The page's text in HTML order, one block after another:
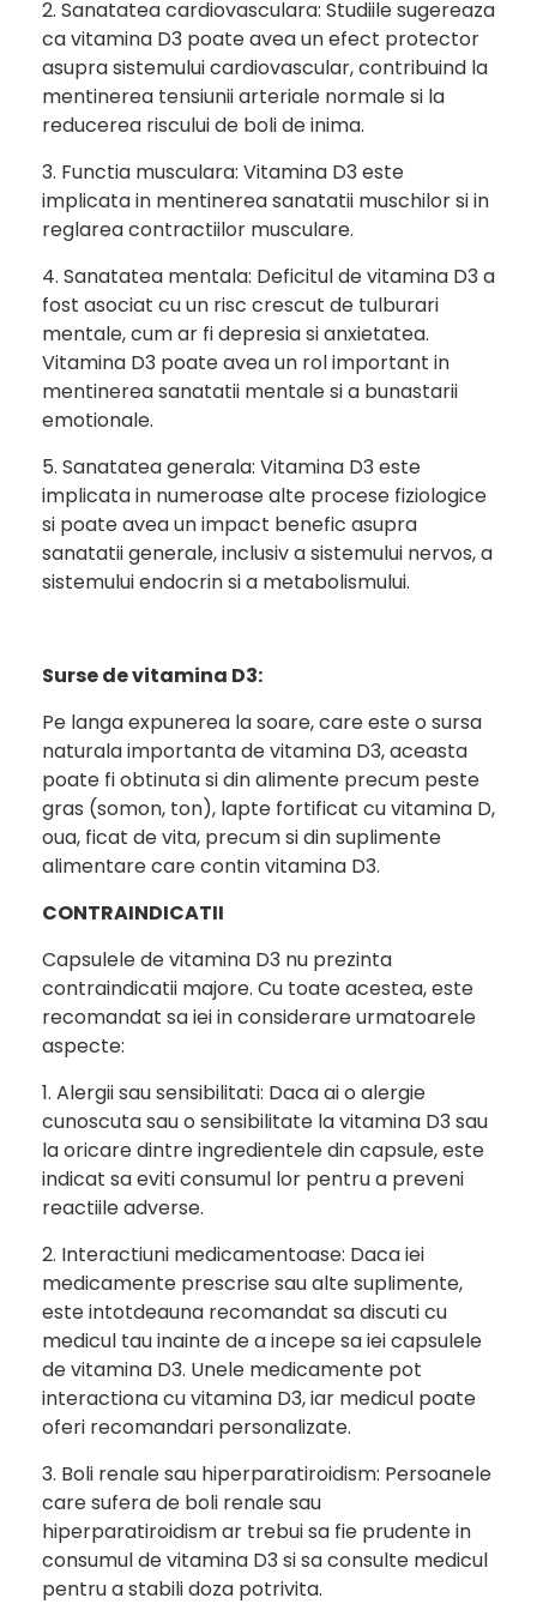
2. Sanatatea cardiovasculara: Studiile sugereaza
ca vitamina D3 poate avea un efect protector
asupra sistemului cardiovascular, contribuind la
mentinerea tensiunii arteriale normale si la
reducerea riscului de boli de inima.
3. Functia musculara: Vitamina D3 este
implicata in mentinerea sanatatii muschilor si in
reglarea contractiilor musculare.
4. Sanatatea mentala: Deficitul de vitamina D3 a
fost asociat cu un risc crescut de tulburari
mentale, cum ar fi depresia si anxietatea.
Vitamina D3 poate avea un rol important in
mentinerea sanatatii mentale si a bunastarii
emotionale.
5. Sanatatea generala: Vitamina D3 este
implicata in numeroase alte procese fiziologice
si poate avea un impact benefic asupra
sanatatii generale, inclusiv a sistemului nervos, a
sistemului endocrin si a metabolismului.
Surse de vitamina D3:
Pe langa expunerea la soare, care este o sursa
naturala importanta de vitamina D3, aceasta
poate fi obtinuta si din alimente precum peste
gras (somon, ton), lapte fortificat cu vitamina D,
oua, ficat de vita, precum si din suplimente
alimentare care contin vitamina D3.
CONTRAINDICATII
Capsulele de vitamina D3 nu prezinta
contraindicatii majore. Cu toate acestea, este
recomandat sa iei in considerare urmatoarele
aspecte:
1. Alergii sau sensibilitati: Daca ai o alergie
cunoscuta sau o sensibilitate la vitamina D3 sau
la oricare dintre ingredientele din capsule, este
indicat sa eviti consumul lor pentru a preveni
reactiile adverse.
2. Interactiuni medicamentoase: Daca iei
medicamente prescrise sau alte suplimente,
este intotdeauna recomandat sa discuti cu
medicul tau inainte de a incepe sa iei capsulele
de vitamina D3. Unele medicamente pot
interactiona cu vitamina D3, iar medicul poate
oferi recomandari personalizate.
3. Boli renale sau hiperparatiroidism: Persoanele
care sufera de boli renale sau
hiperparatiroidism ar trebui sa fie prudente in
consumul de vitamina D3 si sa consulte medicul
pentru a stabili doza potrivita.